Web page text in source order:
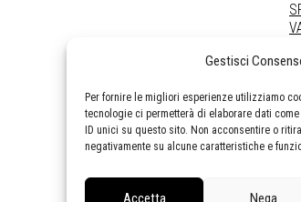
Gestisci
Per fornire le migliori esperienze utilizziamo
tecnologie ci permetterà di elaborare dati
ID unici su questo sito. Non acconsentire o
negativamente su alcune caratteristiche e
Accetta Nega